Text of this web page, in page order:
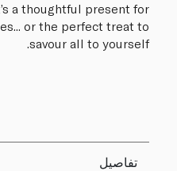
a thoughtful present for
or the perfect treat to
savour all to yourself.
تفاصيل